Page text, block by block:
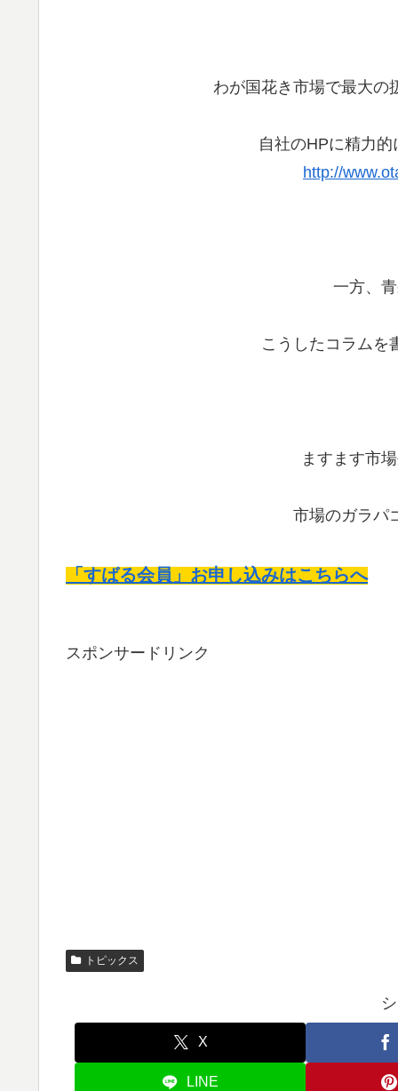
わが国花き市場で最大の
自社のHPに精力
http://
一方、
こうしたコラムを
ますます市
市場のガラパ
「すばる会員」お申し込みはこちらへ
スポンサードリンク
トピックス
X
LINE